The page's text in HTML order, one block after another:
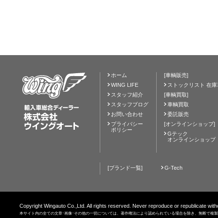
ホーム
WING LIFE
スタッフ紹介
スタッフブログ
お問い合わせ
プライバシー
ポリシー
[車輌販売]
ストックリスト 在
[車輌買取]
車輌買取
委託販売
[オンラインショップ]
Gテック
オンラインショップ
[ブランド一覧] G-Tech
Copyright Wingauto Co.,Ltd. All rights reserved. Never reproduce or republicate
本サイト内の全ての文章･画像･その他の一切については、著作権法により認められている場合を除き、無断で複